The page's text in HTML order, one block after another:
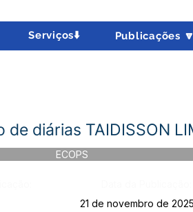
Serviços⬇️ Publicações 🔽
diárias TAIDISSON
ECOPS
21 de novembro de 2025